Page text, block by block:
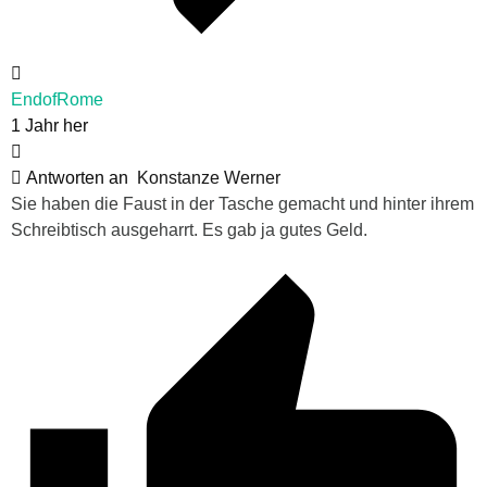
EndofRome
1 Jahr her
Antworten an
Konstanze Werner
Sie haben die Faust in der Tasche gemacht und hinter ihrem
Schreibtisch ausgeharrt. Es gab ja gutes Geld.